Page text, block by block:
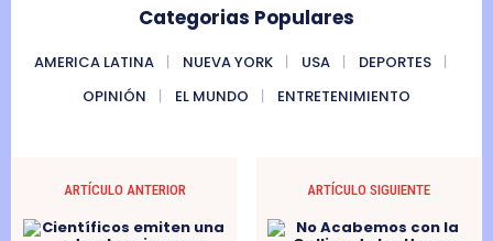
Categorias Populares
AMERICA LATINA NUEVA YORK USA
DEPORTES
OPINIÓN
EL MUNDO ENTRETENIMIENTO
ARTÍCULO ANTERIOR ARTÍCULO SIGUIENTE